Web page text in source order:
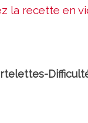
la recette en